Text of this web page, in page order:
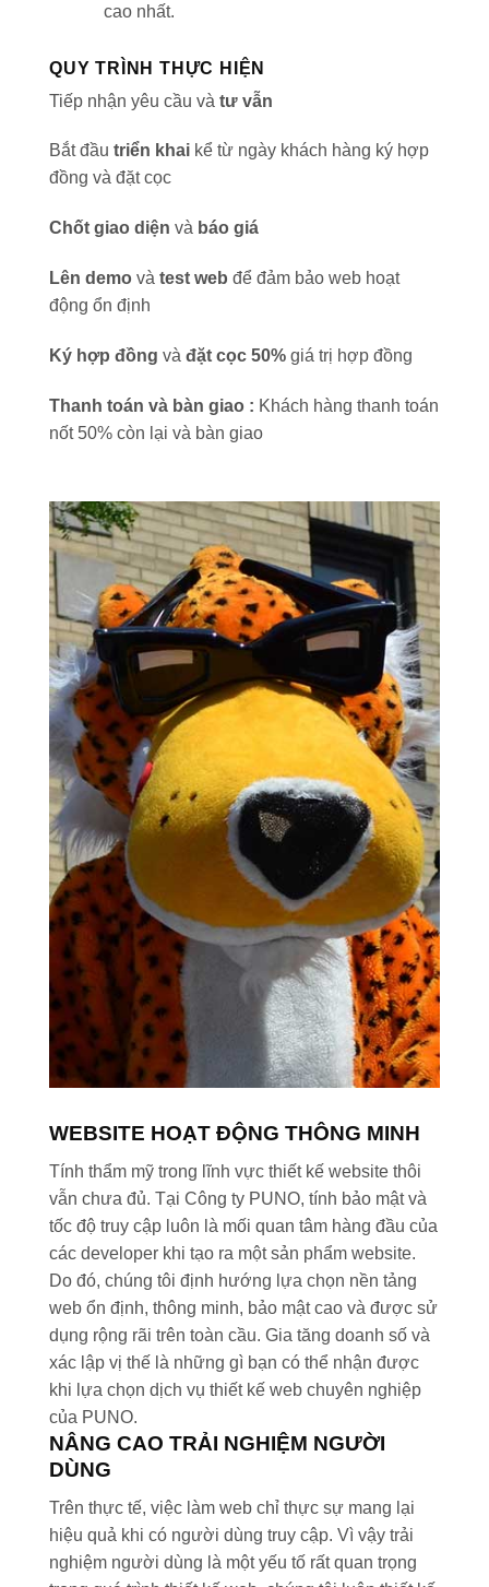
cao nhất.
QUY TRÌNH THỰC HIỆN
Tiếp nhận yêu cầu và tư vẫn
Bắt đầu triển khai kể từ ngày khách hàng ký hợp
đồng và đặt cọc
Chốt giao diện và báo giá
Lên demo và test web để đảm bảo web hoạt
động ổn định
Ký hợp đồng và đặt cọc 50% giá trị hợp đồng
Thanh toán và bàn giao : Khách hàng thanh toán
nốt 50% còn lại và bàn giao
WEBSITE HOẠT ĐỘNG THÔNG MINH
Tính thẩm mỹ trong lĩnh vực thiết kế website thôi
vẫn chưa đủ. Tại Công ty PUNO, tính bảo mật và
tốc độ truy cập luôn là mối quan tâm hàng đầu của
các developer khi tạo ra một sản phẩm website.
Do đó, chúng tôi định hướng lựa chọn nền tảng
web ổn định, thông minh, bảo mật cao và được sử
dụng rộng rãi trên toàn cầu. Gia tăng doanh số và
xác lập vị thế là những gì bạn có thể nhận được
khi lựa chọn dịch vụ thiết kế web chuyên nghiệp
của PUNO.
NÂNG CAO TRẢI NGHIỆM NGƯỜI
DÙNG
Trên thực tế, việc làm web chỉ thực sự mang lại
hiệu quả khi có người dùng truy cập. Vì vậy trải
nghiệm người dùng là một yếu tố rất quan trọng